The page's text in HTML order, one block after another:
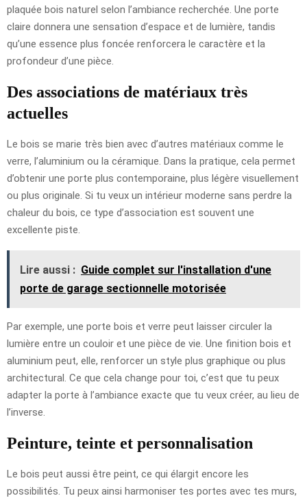
plaquée bois naturel selon l’ambiance recherchée. Une porte
claire donnera une sensation d’espace et de lumière, tandis
qu’une essence plus foncée renforcera le caractère et la
profondeur d’une pièce.
Des associations de matériaux très
actuelles
Le bois se marie très bien avec d’autres matériaux comme le
verre, l’aluminium ou la céramique. Dans la pratique, cela permet
d’obtenir une porte plus contemporaine, plus légère visuellement
ou plus originale. Si tu veux un intérieur moderne sans perdre la
chaleur du bois, ce type d’association est souvent une
excellente piste.
Lire aussi : Guide complet sur l'installation d'une
porte de garage sectionnelle motorisée
Par exemple, une porte bois et verre peut laisser circuler la
lumière entre un couloir et une pièce de vie. Une finition bois et
aluminium peut, elle, renforcer un style plus graphique ou plus
architectural. Ce que cela change pour toi, c’est que tu peux
adapter la porte à l’ambiance exacte que tu veux créer, au lieu de
l’inverse.
Peinture, teinte et personnalisation
Le bois peut aussi être peint, ce qui élargit encore les
possibilités. Tu peux ainsi harmoniser tes portes avec tes murs,